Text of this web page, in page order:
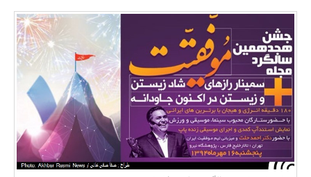
بانک، بیمه و سرمایه
مسکن و ساختمان